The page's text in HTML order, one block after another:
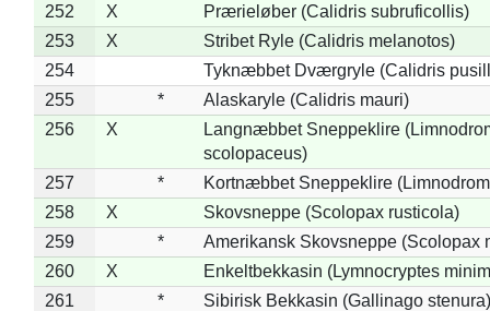
252
X
Prærieløber (Calidris subruficollis)
253
X
Stribet Ryle (Calidris melanotos)
254
Tyknæbbet Dværgryle (Calidris
255
*
Alaskaryle (Calidris mauri)
256
X
Langnæbbet Sneppeklire
scolopaceus)
257
*
Kortnæbbet Sneppeklire
258
X
Skovsneppe (Scolopax rusticola)
259
*
Amerikansk Skovsneppe (Scolopax
260
X
Enkeltbekkasin (Lymnocryptes
261
*
Sibirisk Bekkasin (Gallinago stenura)